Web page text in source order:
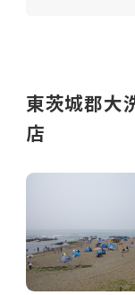
東茨城郡大
店